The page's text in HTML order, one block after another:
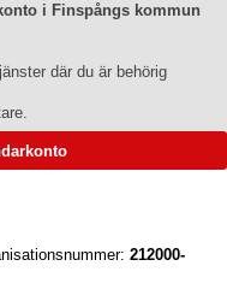
i Finspångs kommun
där du är behörig
212000-